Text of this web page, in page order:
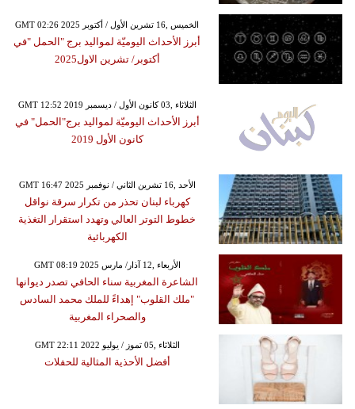
GMT 02:26 2025 الخميس ,16 تشرين الأول / أكتوبر
أبرز الأحداث اليوميّة لمواليد برج "الحمل "في
أكتوبر/ تشرين الاول2025
GMT 12:52 2019 الثلاثاء ,03 كانون الأول / ديسمبر
أبرز الأحداث اليوميّة لمواليد برج"الحمل" في
كانون الأول 2019
GMT 16:47 2025 الأحد ,16 تشرين الثاني / نوفمبر
كهرباء لبنان تحذر من تكرار سرقة نواقل
خطوط التوتر العالي وتهدد استقرار التغذية
الكهربائية
GMT 08:19 2025 الأربعاء ,12 آذار/ مارس
الشاعرة المغربية سناء الحافي تصدر ديوانها
"ملك القلوب" إهداءً للملك محمد السادس
والصحراء المغربية
GMT 22:11 2022 الثلاثاء ,05 تموز / يوليو
أفضل الأحذية المثالية للحفلات